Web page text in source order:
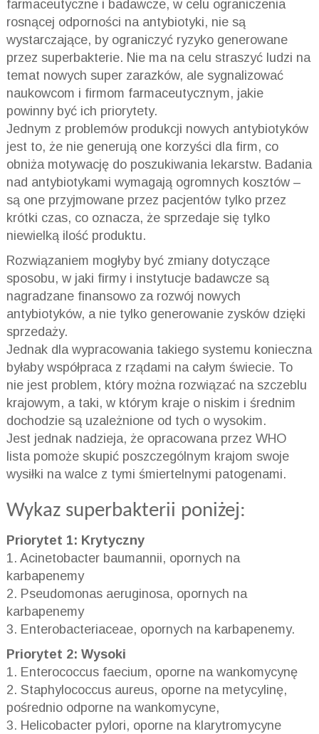
farmaceutyczne i badawcze, w celu ograniczenia
rosnącej odporności na antybiotyki, nie są
wystarczające, by ograniczyć ryzyko generowane
przez superbakterie. Nie ma na celu straszyć ludzi na
temat nowych super zarazków, ale sygnalizować
naukowcom i firmom farmaceutycznym, jakie
powinny być ich priorytety.
Jednym z problemów produkcji nowych antybiotyków
jest to, że nie generują one korzyści dla firm, co
obniża motywację do poszukiwania lekarstw. Badania
nad antybiotykami wymagają ogromnych kosztów –
sąone przyjmowane przez pacjentów tylko przez
krótki czas, co oznacza, że sprzedaje się tylko
niewielką ilość produktu.
Rozwiązaniem mogłyby być zmiany dotyczące
sposobu, w jaki firmy i instytucje badawcze są
nagradzane finansowo za rozwój nowych
antybiotyków, a nie tylko generowanie zysków dzięki
sprzedaży.
Jednak dla wypracowania takiego systemu konieczna
byłaby współpraca z rządami na całym świecie. To
nie jest problem, który można rozwiązać na szczeblu
krajowym, a taki, w którym kraje o niskim i średnim
dochodzie są uzależnione od tych o wysokim.
Jest jednak nadzieja, że opracowana przez WHO
lista pomoże skupić poszczególnym krajom swoje
wysiłki na walce z tymi śmiertelnymi patogenami.
Wykaz superbakterii poniżej:
Priorytet 1: Krytyczny
1. Acinetobacter baumannii, opornych na
karbapenemy
2. Pseudomonas aeruginosa, opornych na
karbapenemy
3. Enterobacteriaceae, opornych na karbapenemy.
Priorytet 2: Wysoki
1. Enterococcus faecium, oporne na wankomycynę
2. Staphylococcus aureus, oporne na metycylinę,
pośrednio odporne na wankomycyne,
3. Helicobacter pylori, oporne na klarytromycyne